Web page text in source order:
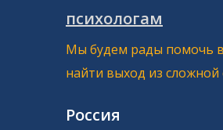
психологам
Мы будем рады помочь
найти выход из сложной
Россия